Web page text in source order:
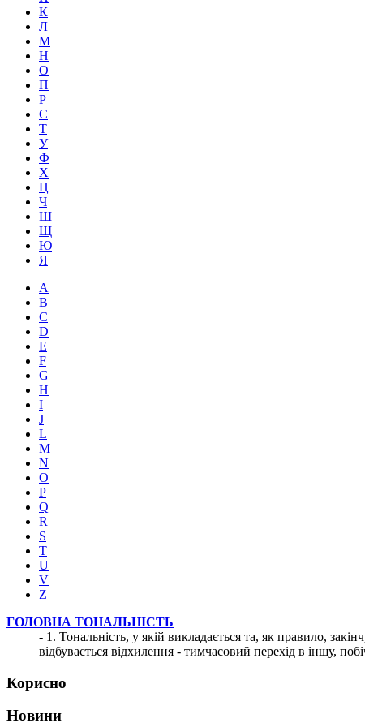
К
Л
М
Н
О
П
Р
С
Т
У
Ф
Х
Ц
Ч
Ш
Щ
Ю
Я
A
B
C
D
E
F
G
H
I
J
L
M
N
O
P
Q
R
S
T
U
V
Z
ГОЛОВНА ТОНАЛЬНІСТЬ
- 1. Тональність, у якій викладається та, як правило,
відбувається відхилення - тимчасовий перехід в іншу,
Корисно
Новини